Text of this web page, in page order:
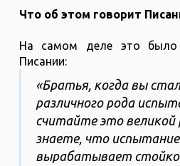
Что об этом говорит
На самом деле это было
Писании:
«Братья, когда вы
различного рода
считайте это
знаете, что
вырабатывает